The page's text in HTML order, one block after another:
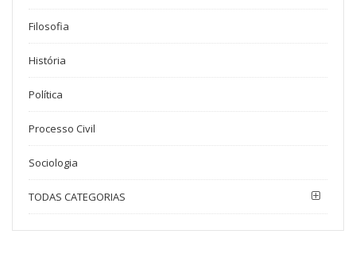
Filosofia
História
Política
Processo Civil
Sociologia
TODAS CATEGORIAS